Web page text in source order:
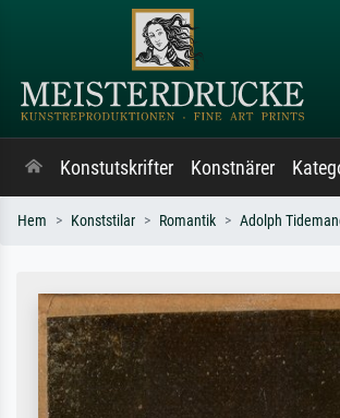
Konstutskrifter Konstnärer
Hem Konststilar Romantik Adolph